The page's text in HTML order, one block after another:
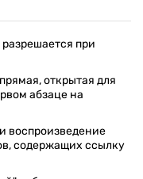
при
открытая для
абзаце на
воспроизведение
содержащих ссылку